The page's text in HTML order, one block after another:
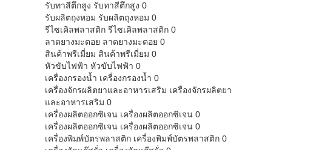
รับทาสีตึกสูง รับทาสีตึกสูง 0
รับผลิตถุงหอม รับผลิตถุงหอม 0
รีไซเคิลพลาสติก รีไซเคิลพลาสติก 0
ลาดยางมะตอย ลาดยางมะตอย 0
สินค้าพรีเมี่ยม สินค้าพรีเมี่ยม 0
หัวขับไฟฟ้า หัวขับไฟฟ้า 0
เครื่องกรองน้ำ เครื่องกรองน้ำ 0
เครื่องจักรผลิตยาและอาหารเสริม เครื่องจักรผลิตยา
และอาหารเสริม 0
เครื่องผลิตออกซิเจน เครื่องผลิตออกซิเจน 0
เครื่องผลิตออกซิเจน เครื่องผลิตออกซิเจน 0
เครื่องพิมพ์บัตรพลาสติก เครื่องพิมพ์บัตรพลาสติก 0